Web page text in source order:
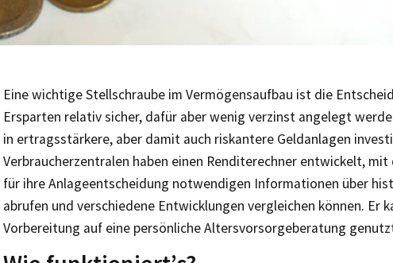
Eine wichtige Stellschraube im Vermögens­aufbau ist die
Ersparten relativ sicher, dafür aber wenig verzinst angelegt
in ertragsstärkere, aber damit auch riskantere Geldanlagen
Verbraucherzentralen haben einen Renditerechner entwickelt, mit
für ihre Anlage­ent­schei­dung notwendigen Informationen über
abrufen und verschiedene Entwicklungen vergleichen können. Er
Vorbereitung auf eine persönliche Altersvorsorgeberatung